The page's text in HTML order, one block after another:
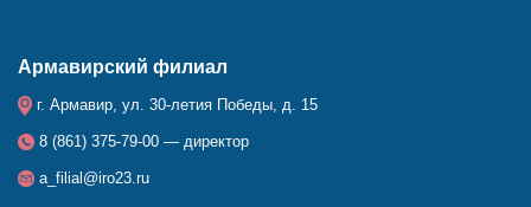
Армавирский филиал
г. Армавир, ул. 30-летия Победы, д. 15
8 (861) 375-79-00 — директор
a_filial@iro23.ru